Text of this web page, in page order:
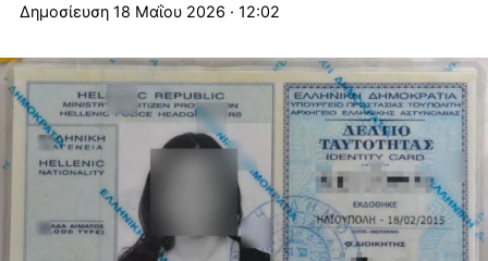
18 Μαΐου 2026 · 12:02